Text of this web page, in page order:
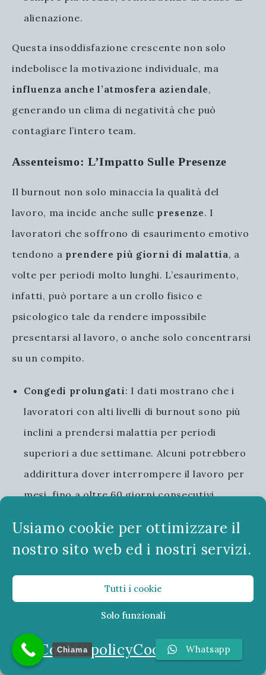
Usiamo cookie per ottimizzare il
nostro sito web ed i nostri servizi.
Tutti i cookie
Solo funzionali
Cookie policyCookie policy
alienazione.
Questa insoddisfazione crescente non solo
indebolisce la motivazione individuale, ma
influenza anche l’atmosfera aziendale,
generando un clima di negatività che può
contagiare l’intero team.
Assenteismo: L’Impatto Sulle Presenze
Il burnout non solo minaccia la qualità del
lavoro, ma incide anche sulle presenze. I
lavoratori che soffrono di esaurimento emotivo
tendono a prendere più giorni di malattia, a
volte per periodi molto lunghi. L’esaurimento,
infatti, può portare a un crollo fisico e
psicologico tale da rendere impossibile
presentarsi al lavoro, o anche solo concentrarsi
su un compito.
Congedi prolungati : I dati mostrano che i
lavoratori con alti livelli di burnout sono più
inclini a prendersi malattia per periodi
superiori a due settimane. Alcuni potrebbero
addirittura dover interrompere il lavoro per
mesi, fino a oltre 60 giorni consecutivi.
Questiperiodi di assenza non solo incidono
sulla produttivitàindividuale, ma hanno anche
aumentando i costi per le organizzazioni e
Presenteismo: Essere al Lavoro Senza
Essere Presenti
Whatsapp
Chiama